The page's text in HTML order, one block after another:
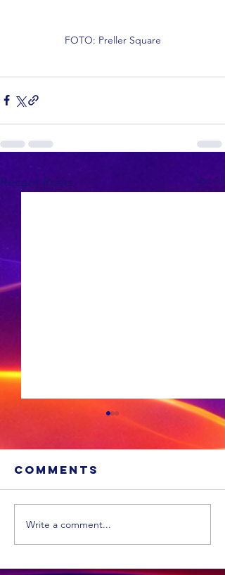
FOTO: Preller Square
Recent Posts See All
'n Suid-
Afrikaanse
Comments
Write a comment...